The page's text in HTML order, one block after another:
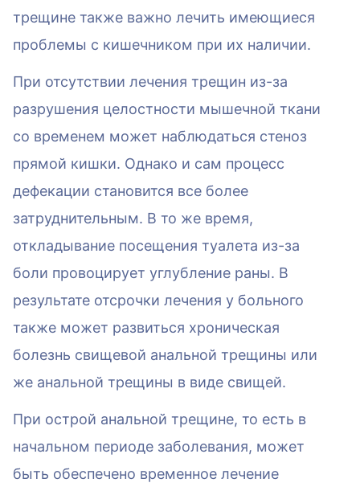
трещине также важно лечить имеющиеся
проблемы с кишечником при их наличии.
При отсутствии лечения трещин из-за
разрушения целостности мышечной ткани
со временем может наблюдаться стеноз
прямой кишки. Однако и сам процесс
дефекации становится все более
затруднительным. В то же время,
откладывание посещения туалета из-за
боли провоцирует углубление раны. В
результате отсрочки лечения у больного
также может развиться хроническая
болезнь свищевой анальной трещины или
же анальной трещины в виде свищей.
При острой анальной трещине, то есть в
начальном периоде заболевания, может
быть обеспечено временное лечение